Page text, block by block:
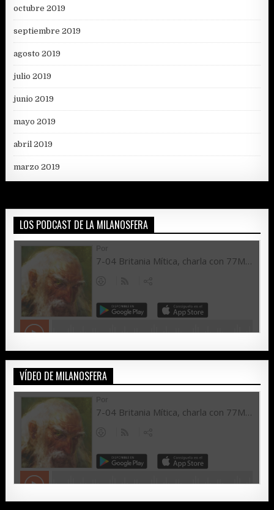
octubre 2019
septiembre 2019
agosto 2019
julio 2019
junio 2019
mayo 2019
abril 2019
marzo 2019
LOS PODCAST DE LA MILANOSFERA
VÍDEO DE MILANOSFERA